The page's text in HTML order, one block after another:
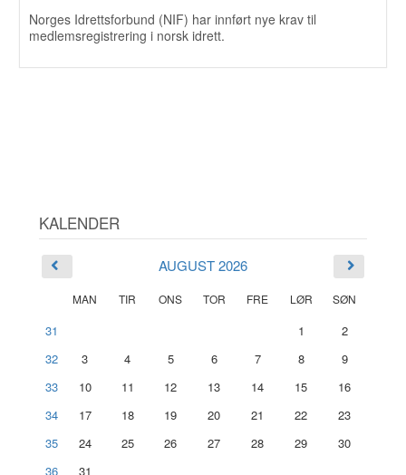
Norges Idrettsforbund (NIF) har innført nye krav til
medlemsregistrering i norsk idrett.
KALENDER
AUGUST 2026
MAN TIR ONS TOR FRE LØR SØN
31 1
2
32
3 4 5 6 7 8
9
33
10 11 12 13 14 15
16
34
17 18 19 20 21 22
23
35
24 25 26 27 28 29
30
36
31